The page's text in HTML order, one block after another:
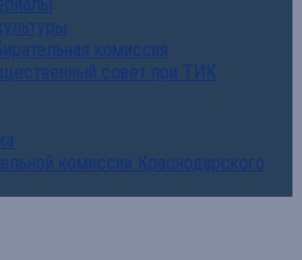
комиссия
совет при ТИК
комиссии Краснодарского